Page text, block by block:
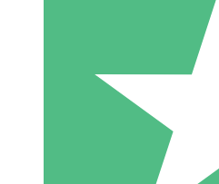
20